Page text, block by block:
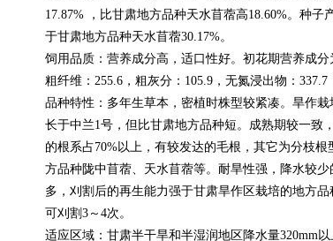
17.87% ，比甘肃地方品种天水苜蓿高18.60%。种
于甘肃地方品种天水苜蓿30.17%。
饲用品质：营养成分高，适口性好。初花期营养成分
粗纤维：255.6，粗灰分：105.9，无氮浸出物：337.7
品种特性：多年生草本，密植时株型较紧凑。旱作
长于中兰1号，但比甘肃地方品种短。成熟期较一致
的根系占70%以上，有较发达的毛根，其它为分枝
方品种陇中苜蓿、天水苜蓿等。耐旱性强，降水较
多，刈割后的再生能力强于甘肃旱作区栽培的地方
可刈割3～4次。
适应区域：甘肃半干旱和半湿润地区降水量320mm